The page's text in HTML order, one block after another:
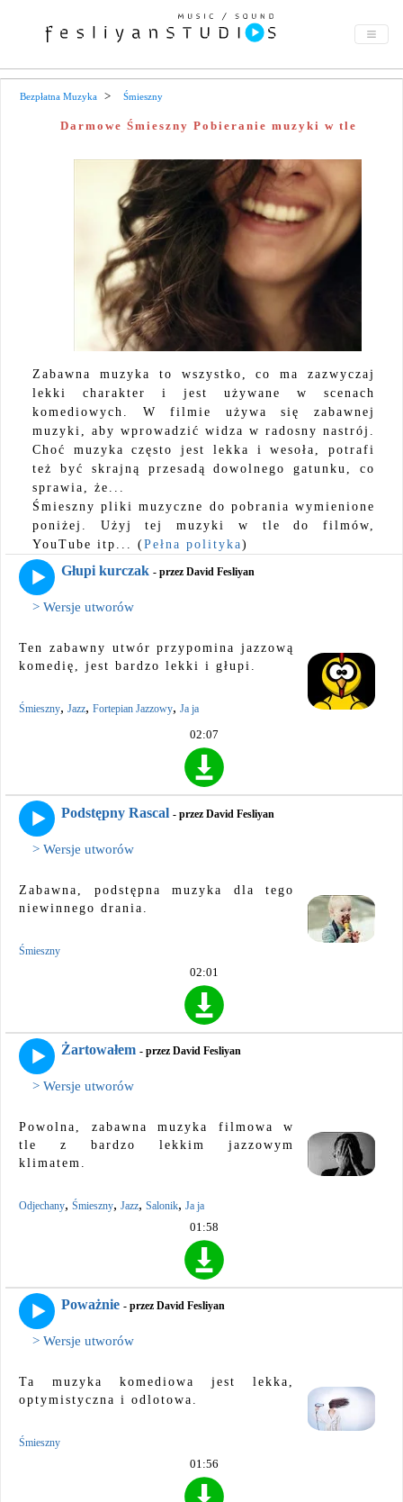
Bezpłatna Muzyka Śmieszny
Darmowe Śmieszny Pobieranie muzyki w tle
Zabawna muzyka to wszystko, co ma zazwyczaj
lekki charakter i jest używane w scenach
komediowych. W filmie używa się zabawnej
muzyki, aby wprowadzić widza w radosny nastrój.
Choć muzyka często jest lekka i wesoła, potrafi
też być skrajną przesadą dowolnego gatunku, co
sprawia, że...
Śmieszny pliki muzyczne do pobrania wymienione
poniżej. Użyj tej muzyki w tle do filmów,
YouTube itp... (Pełna polityka)
Głupi kurczak - przez David Fesliyan
> Wersje utworów
Ten zabawny utwór przypomina jazzową
komedię, jest bardzo lekki i głupi.
Śmieszny, Jazz, Fortepian Jazzowy, Ja ja
02:07
Podstępny Rascal - przez David Fesliyan
> Wersje utworów
Zabawna, podstępna muzyka dla tego
niewinnego drania.
Śmieszny
02:01
Żartowałem - przez David Fesliyan
> Wersje utworów
Powolna, zabawna muzyka filmowa w
tle z bardzo lekkim jazzowym
klimatem.
Odjechany, Śmieszny, Jazz, Salonik, Ja ja
01:58
Poważnie - przez David Fesliyan
> Wersje utworów
Ta muzyka komediowa jest lekka,
optymistyczna i odlotowa.
Śmieszny
01:56